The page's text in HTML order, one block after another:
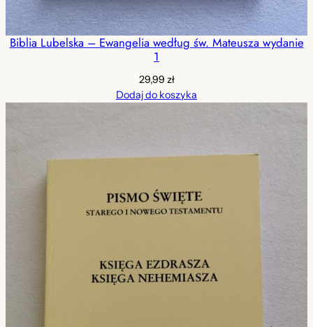
Biblia Lubelska – Ewangelia według św. Mateusza wydanie
1
29,99 zł
Dodaj do koszyka